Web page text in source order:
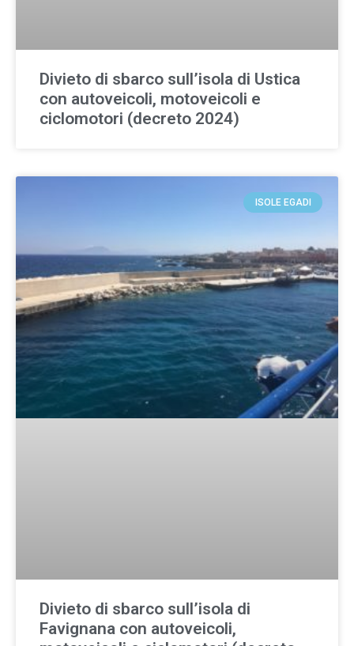
Divieto di sbarco sull’isola di Ustica
con autoveicoli, motoveicoli e
ciclomotori (decreto 2024)
ISOLE EGADI
Divieto di sbarco sull’isola di
Favignana con autoveicoli,